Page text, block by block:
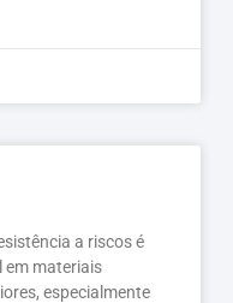
a riscos é
materiais
especialmente